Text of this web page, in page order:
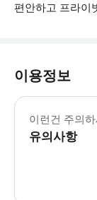
편안하고 프라이
이용정보
이런건 주의
유의사항